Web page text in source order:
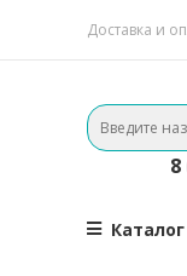
Доставка и
8